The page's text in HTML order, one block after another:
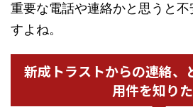
重要な電話や連絡かと思うと不
すよね。
新成トラストからの連絡、
用件を知り